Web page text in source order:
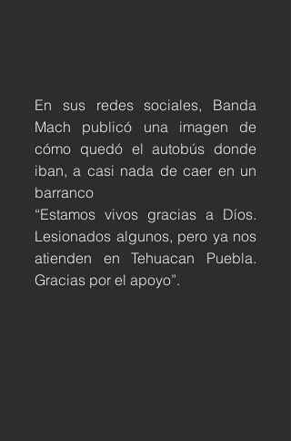
En sus redes sociales, Banda
Mach publicó una imagen de
cómo quedó el autobús donde
iban, a casi nada de caer en un
barranco
“Estamos vivos gracias a Díos.
Lesionados algunos, pero ya nos
atienden en Tehuacan Puebla.
Gracias por el apoyo”.